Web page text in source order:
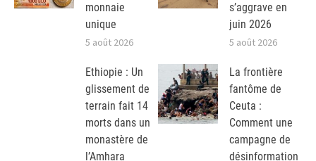
monnaie
unique
5 août 2026
s’aggrave en
juin 2026
5 août 2026
Ethiopie : Un
glissement de
terrain fait 14
morts dans un
monastère de
l’Amhara
La frontière
fantôme de
Ceuta :
Comment une
campagne de
désinformation